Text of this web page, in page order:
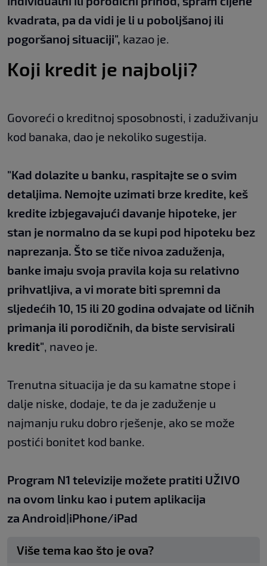
kvadrata, pa da vidi je li u poboljšanoj ili
pogoršanoj situaciji", kazao je.
Koji kredit je najbolji?
Govoreći o kreditnoj sposobnosti, i zaduživanju
kod banaka, dao je nekoliko sugestija.
"Kad dolazite u banku, raspitajte se o svim
detaljima. Nemojte uzimati brze kredite, keš
kredite izbjegavajući davanje hipoteke, jer
stan je normalno da se kupi pod hipoteku bez
naprezanja. Što se tiče nivoa zaduženja,
banke imaju svoja pravila koja su relativno
prihvatljiva, a vi morate biti spremni da
sljedećih 10, 15 ili 20 godina odvajate od ličnih
primanja ili porodičnih, da biste servisirali
kredit", naveo je.
Trenutna situacija je da su kamatne stope i
dalje niske, dodaje, te da je zaduženje u
najmanju ruku dobro rješenje, ako se može
postići bonitet kod banke.
Program N1 televizije možete pratiti UŽIVO
na ovom linku kao i putem aplikacija
za Android|iPhone/iPad
Više tema kao što je ova?